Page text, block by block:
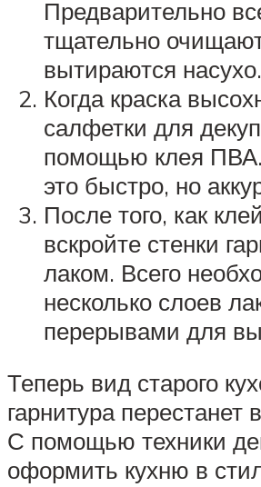
Предварительно
тщательно
вытираются насухо.
Когда краска
салфетки для
помощью клея
это быстро, но
После того, как
вскройте стенки
лаком. Всего
несколько слоев
перерывами для
Теперь вид старого
гарнитура перестанет
С помощью техники
оформить кухню в